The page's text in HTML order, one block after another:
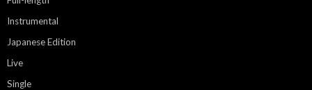
Instrumental
Japanese Edition
Live
Single